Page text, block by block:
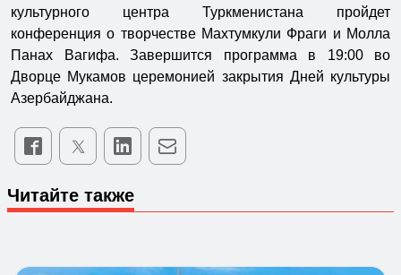
культурного центра Туркменистана пройдет
конференция о творчестве Махтумкули Фраги и Молла
Панах Вагифа. Завершится программа в 19:00 во
Дворце Мукамов церемонией закрытия Дней культуры
Азербайджана.
Читайте также